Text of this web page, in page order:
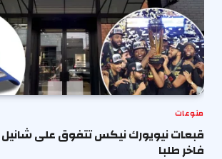
منوعات
قبعات نيويورك نيكس تتفوق على
فاخر طلبا